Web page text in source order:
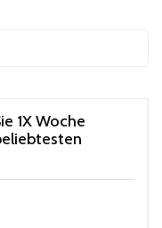
1X Woche